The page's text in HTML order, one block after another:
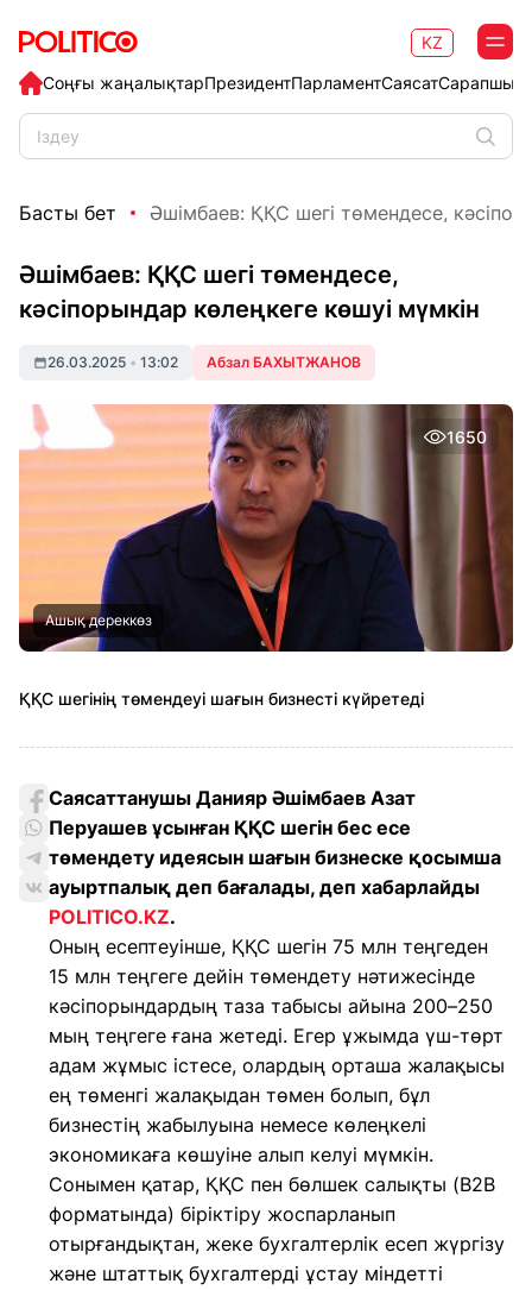
Соңғы жаңалықтарПрезидентПарламентСаясат
KZ
Басты бет Әшімбаев: ҚҚС шегі төмендесе,
Әшімбаев: ҚҚС шегі төмендесе,
кәсіпорындар көлеңкеге көшуі мүмкін
26.03.2025 • 13:02 Абзал БАХЫТЖАНОВ
1650
Ашық дереккөз
ҚҚС шегінің төмендеуі шағын бизнесті күйретеді
Саясаттанушы Данияр Әшімбаев Азат
Перуашев ұсынған ҚҚС шегін бес есе
төмендету идеясын шағын бизнеске қосымша
ауыртпалық деп бағалады, деп хабарлайды
POLITICO.KZ.
Оның есептеуінше, ҚҚС шегін 75 млн теңгеден
15 млн теңгеге дейін төмендету нәтижесінде
кәсіпорындардың таза табысы айына 200–250
мың теңгеге ғана жетеді. Егер ұжымда үш-төрт
адам жұмыс істесе, олардың орташа жалақысы
ең төменгі жалақыдан төмен болып, бұл
бизнестің жабылуына немесе көлеңкелі
экономикаға көшуіне алып келуі мүмкін.
Сонымен қатар, ҚҚС пен бөлшек салықты (B2B
форматында) біріктіру жоспарланып
отырғандықтан, жеке бухгалтерлік есеп жүргізу
және штаттық бухгалтерді ұстау міндетті